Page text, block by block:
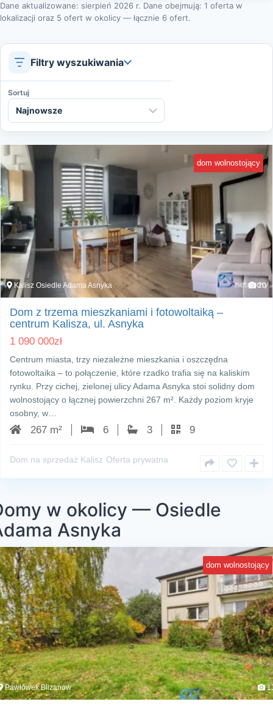
Dane aktualizowane: sierpień 2026 r. Dane obejmują: 1 oferta w
lokalizacji oraz 5 ofert w okolicy — łącznie 6 ofert.
Filtry wyszukiwania
Sortuj
dom wolnostojący
Kalisz Osiedle Adama Asnyka 20
Dom z trzema mieszkaniami i fotowoltaiką –
centrum Kalisza, ul. Asnyka
1 090 000zł
Centrum miasta, trzy niezależne mieszkania i oszczędna
fotowoltaika – to połączenie, które rzadko trafia się na kaliskim
rynku. Przy cichej, zielonej ulicy Adama Asnyka stoi solidny dom
wolnostojący o łącznej powierzchni 267 m². Każdy poziom kryje
osobny, w…
267 m² 6 3 9
Dom na sprzedaż Kalisz Oferta prywatna
w okolicy — Osiedle
Asnyka
dom wolnostojący
Pawłówek Blizanów